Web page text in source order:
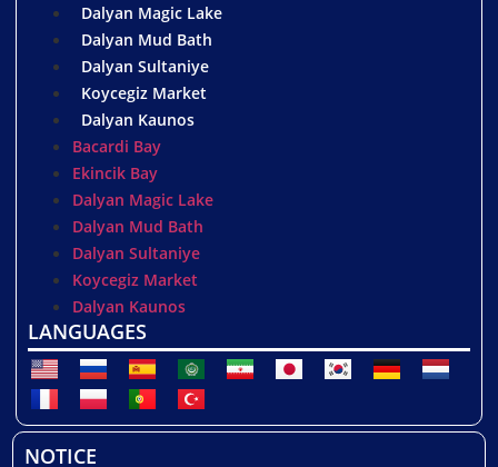
Dalyan Magic Lake
Dalyan Mud Bath
Dalyan Sultaniye
Koycegiz Market
Dalyan Kaunos
Bacardi Bay
Ekincik Bay
Dalyan Magic Lake
Dalyan Mud Bath
Dalyan Sultaniye
Koycegiz Market
Dalyan Kaunos
LANGUAGES
NOTICE